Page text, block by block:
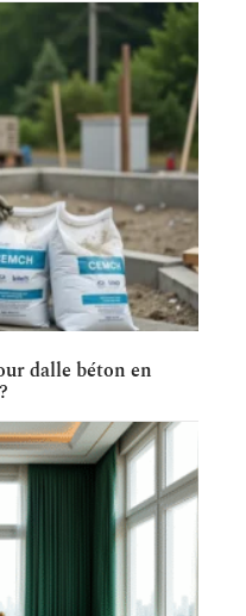
dalle béton en